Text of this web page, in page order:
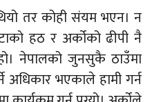
तर कोही संयम भएन। न
हठ र अर्कोको ढीपी नै
नेपालको जुनसुकै ठाउँमा
अधिकार भएकाले हामी गर्न